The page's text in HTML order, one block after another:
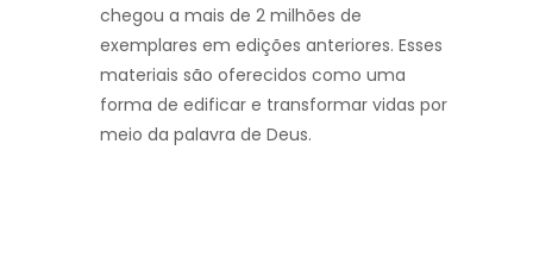
chegou a mais de 2 milhões de
exemplares em edições anteriores. Esses
materiais são oferecidos como uma
forma de edificar e transformar vidas por
meio da palavra de Deus.